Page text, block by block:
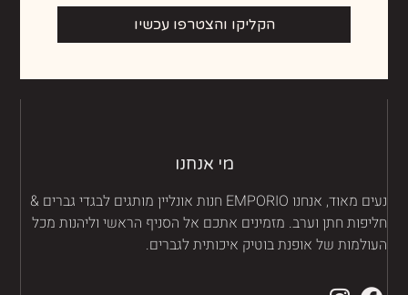
הקליקו והצטרפו עכשיו
מי אנחנו
נעים מאוד, אנחנו EMPORIO חנות אונליין מותגים לבגדי גברים &
חתן וערב. מזמינים אתכם אל הסניף הראשי וליהנות מכל
של אופנת בוטיק איכותית לגברים.